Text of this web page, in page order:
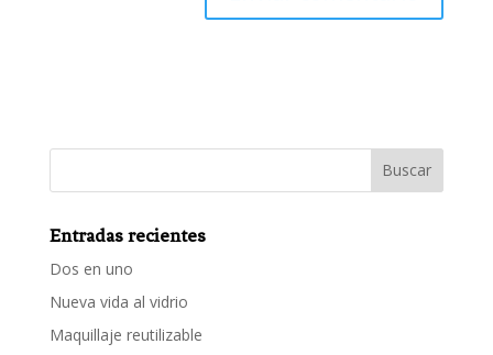
Entradas recientes
Dos en uno
Nueva vida al vidrio
Maquillaje reutilizable